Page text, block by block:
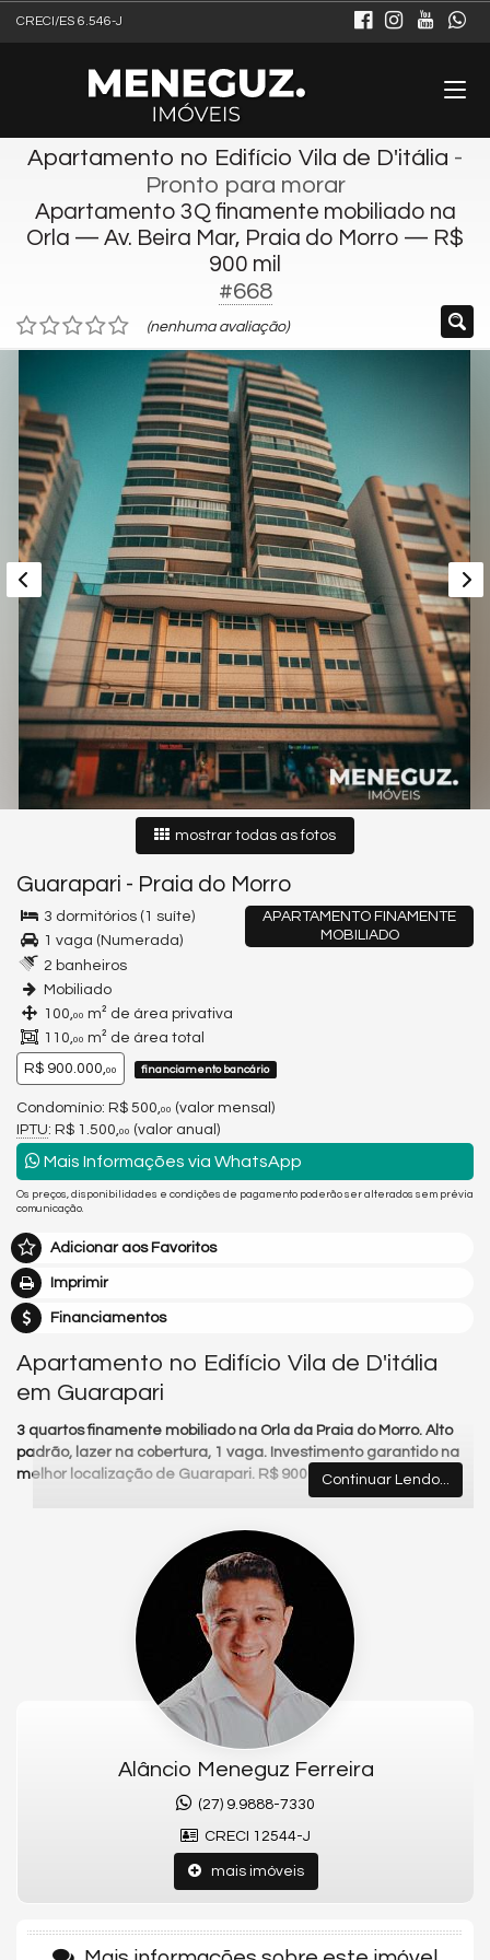
CRECI/ES 6.546-J
Apartamento no Edifício Vila de D'itália -
Pronto para morar
Apartamento 3Q finamente mobiliado na
Orla — Av. Beira Mar, Praia do Morro — R$
900 mil
#668
(nenhuma avaliação)
mostrar todas as fotos
Guarapari - Praia do Morro
APARTAMENTO FINAMENTE
MOBILIADO
3 dormitórios (1 suíte)
1 vaga (Numerada)
2 banheiros
Mobiliado
100,00 m² de área privativa
110,00 m² de área total
R$ 900.000,00 financiamento bancário
Condomínio: R$ 500, 00 (valor mensal)
IPTU: R$ 1.500, 00 (valor anual)
Mais Informações via WhatsApp
Os preços, disponibilidades e condições de pagamento poderão ser alterados sem prévia
comunicação.
Adicionar aos Favoritos
Imprimir
Financiamentos
Apartamento no Edifício Vila de D'itália
em Guarapari
3 quartos finamente mobiliado na Orla da Praia do Morro. Alto
padrão, lazer na cobertura, 1 vaga. Investimento garantido na
melhor localização de Guarapari. R$ 900 mil.
3 quartos finamente mobiliado na Orla da Praia do Morro. Alto padrão,
lazer na cobertura, 1 vaga. Investimento garantido na melhor
localização de Guarapari. R$ 900 mil.
Características do Imóvel
Características do Empreendimento
Salão de Festas
Continuar Lendo...
Alâncio Meneguz Ferreira
(27) 9.9888-7330
CRECI 12544-J
mais imóveis